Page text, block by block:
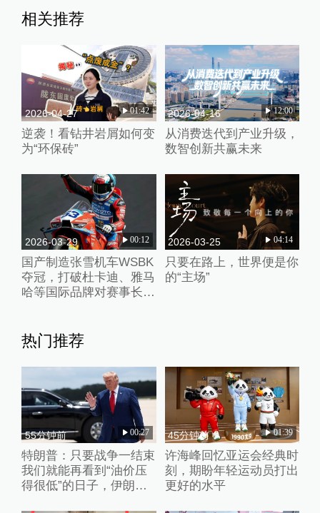
相关推荐
2026-04-27 01:42
逆袭！看钻井岩屑如何变
为“环保砖”
2026-04-16 12:00
从消费迭代到产业升级，
数智创新共赢未来
2026-03-29 00:12
国产制造张雪机车WSBK
夺冠，打破杜卡迪、雅马
哈等国际品牌对赛事长期
2026-03-25 04:14
只要在路上，世界便是你
的“主场”
热门推荐
55分钟前 00:27
特朗普：只要战争一结束
我们就能再看到“油价压
得很低”的日子，伊朗撑
45分钟前 01:39
许海峰回忆亚运会经典时
刻，期盼年轻运动员打出
更好的水平